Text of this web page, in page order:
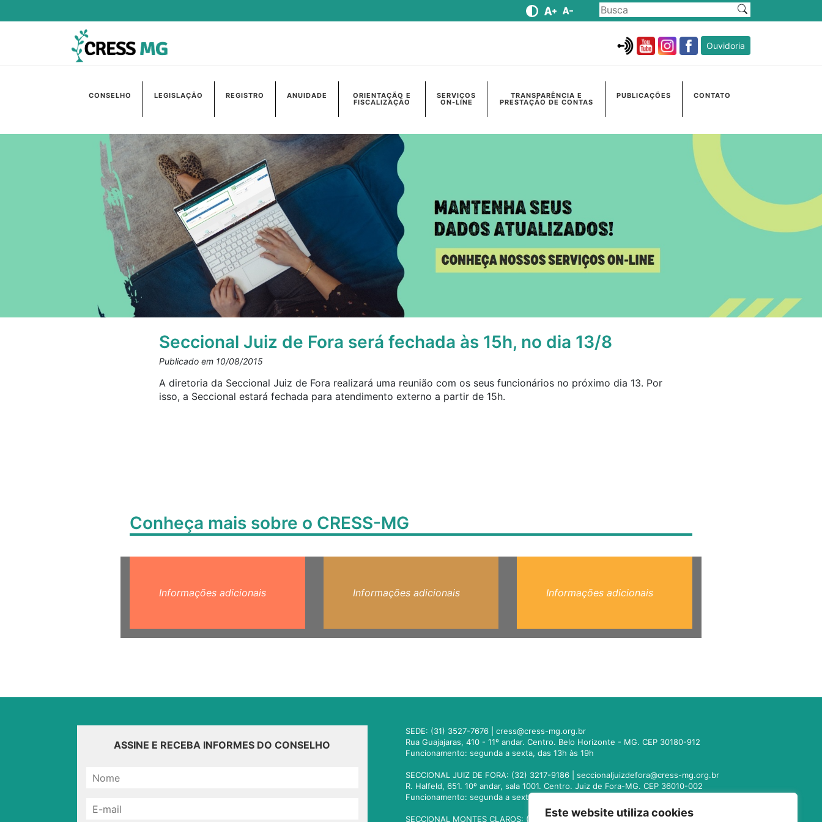
Este website utiliza cookies
Ouvidoria
CONSELHO LEGISLAÇÃO REGISTRO ANUIDADE ORIENTAÇÃO E
FISCALIZAÇÃO
SERVIÇOS
ON-LINE
TRANSPARÊNCIA E
PRESTAÇÃO DE CONTAS
PUBLICAÇÕES CONTATO
Seccional Juiz de Fora será fechada às 15h, no dia 13/8
Publicado em 10/08/2015
A diretoria da Seccional Juiz de Fora realizará uma reunião com os seus funcionários no próximo dia 13. Por
isso, a Seccional estará fechada para atendimento externo a partir de 15h.
Conheça mais sobre o CRESS-MG
Informações adicionais Informações adicionais Informações adicionais
ASSINE E RECEBA INFORMES DO CONSELHO
SEDE: (31) 3527-7676 |cress@cress-mg.org.br
Rua Guajajaras, 410 - 11º andar. Centro. Belo Horizonte - MG. CEP 30180-912
Funcionamento: segunda a sexta, das 13h às 19h
SECCIONAL JUIZ DE FORA: (32) 3217-9186 |seccionaljuizdefora@cress-mg.org.br
R. Halfeld, 651. 10º andar, sala 1001. Centro. Juiz de Fora-MG. CEP 36010-002
Funcionamento: segunda a sexta, das 13h às 19h
SECCIONAL MONTES CLAROS: (38) 3221-9358 |seccionalmontesclaros@cress-